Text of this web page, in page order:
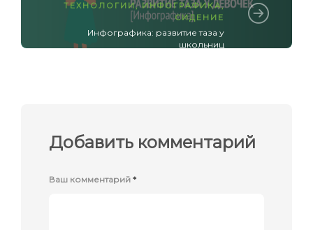
ТЕХНОЛОГИИ,ИНФОГРАФИКА,
СИДЕНИЕ
Инфографика: развитие таза у
школьниц
Добавить комментарий
Ваш комментарий *